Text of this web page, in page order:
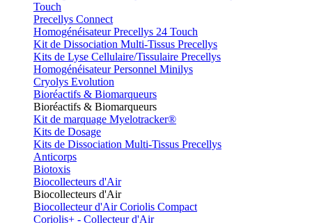
Touch
Precellys Connect
Homogénéisateur Precellys 24 Touch
Kit de Dissociation Multi-Tissus Precellys
Kits de Lyse Cellulaire/Tissulaire Precellys
Homogénéisateur Personnel Minilys
Cryolys Evolution
Bioréactifs & Biomarqueurs
Bioréactifs & Biomarqueurs
Kit de marquage Myelotracker®
Kits de Dosage
Kits de Dissociation Multi-Tissus Precellys
Anticorps
Biotoxis
Biocollecteurs d'Air
Biocollecteurs d'Air
Biocollecteur d'Air Coriolis Compact
Coriolis+ - Collecteur d'Air